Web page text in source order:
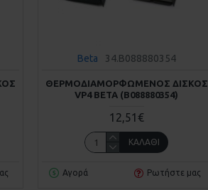
Beta 34.B088880354
ΘΕΡΜΟΔΙΑΜΟΡΦΩΜΈΝΟΣ ΔΊΣΚΟΣ
VP4 BETA (Β088880354)
12,51€
ΚΑΛΆΘΙ
Αγορά Ρωτήστε μας